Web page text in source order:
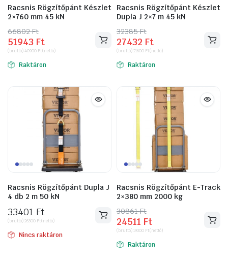
Racsnis Rögzítőpánt Készlet
2×760 mm 45 kN
66802Ft
Original
price
was:
66802 Ft.
51943 Ft
Current
price
is:
51943 Ft.
(bruttó) 40900 Ft(nettó)
Raktáron
Racsnis Rögzítőpánt Készlet
Dupla J 2×7 m 45 kN
32385Ft
Original
price
was:
32385 Ft.
27432 Ft
Current
price
is:
27432 Ft.
(bruttó)21600 Ft(nettó)
Raktáron
Racsnis Rögzítőpánt Dupla J
4 db 2 m 50 kN
33401 Ft
(bruttó)26300 Ft(nettó)
Nincs raktáron
Racsnis Rögzítőpánt E-Track
2×380 mm 2000 kg
30861Ft
Original
price
was:
30861 Ft.
24511 Ft
Current
price
is:
24511 Ft.
(bruttó)19300 Ft(nettó)
Raktáron